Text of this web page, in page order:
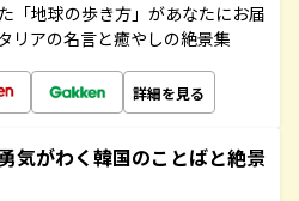
「地球の歩き方」があなたにお届
リアの名言と癒やしの絶景集
詳細を見る
気がわく韓国のことばと絶景